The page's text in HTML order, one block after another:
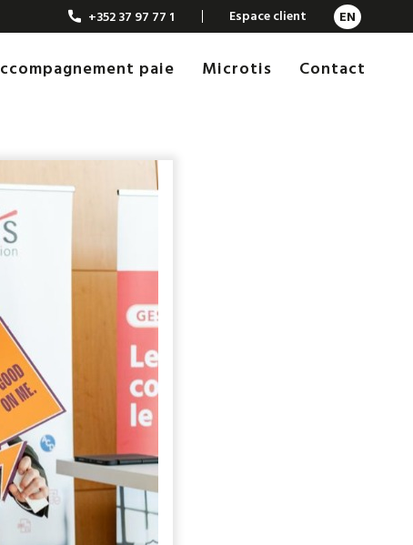
+352 37 97 77 1 Espace client EN
Accompagnement paie Microtis Contact